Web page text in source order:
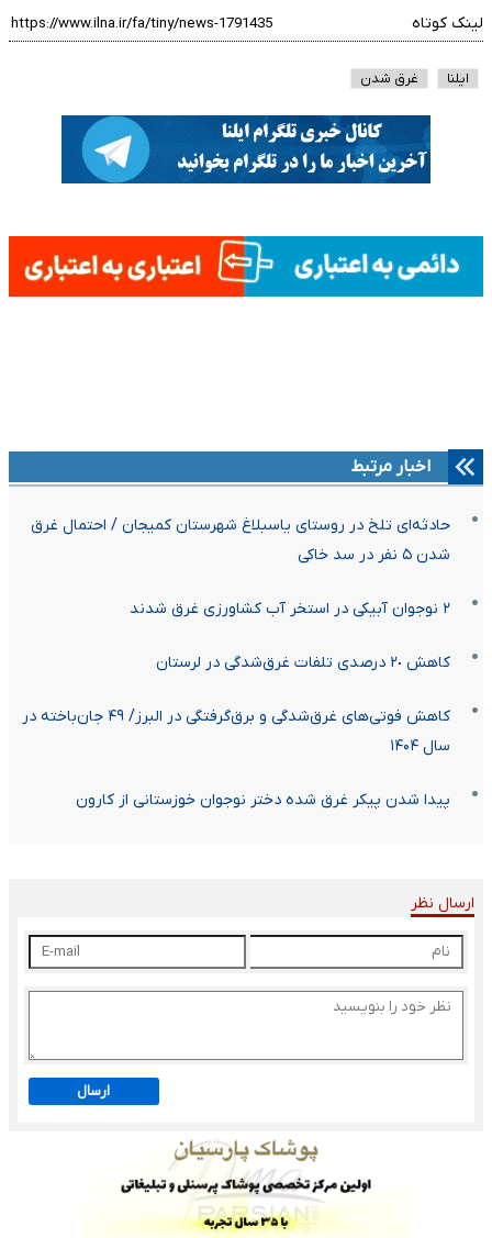
لینک کوتاه
ایلنا غرق شدن
اخبار مرتبط
حادثه‌ای تلخ در روستای یاسبلاغ شهرستان کمیجان / احتمال غرق
شدن ۵ نفر در سد خاکی
۲ نوجوان آبیکی در استخر آب کشاورزی غرق شدند
کاهش ۲٠ درصدی تلفات غرق‌شدگی در لرستان
کاهش فوتی‌های غرق‌شدگی و برق‌گرفتگی در البرز/ ۴۹ جان‌باخته در
سال ۱۴۰۴
پیدا شدن پیکر غرق شده دختر نوجوان خوزستانی از کارون
ارسال نظر
ارسال